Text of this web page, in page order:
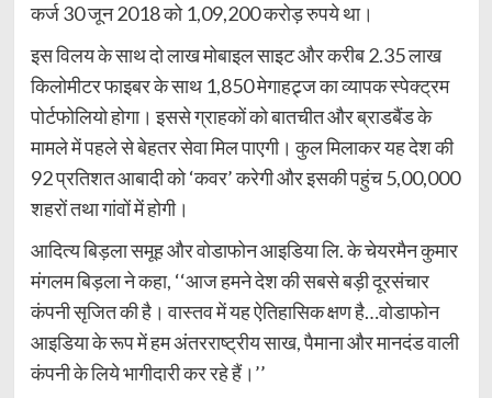
कर्ज 30 जून 2018 को 1,09,200 करोड़ रुपये था।
इस विलय के साथ दो लाख मोबाइल साइट और करीब 2.35 लाख
किलोमीटर फाइबर के साथ 1,850 मेगाहट्र्ज का व्यापक स्पेक्ट्रम
पोर्टफोलियो होगा। इससे ग्राहकों को बातचीत और ब्राडबैंड के
मामले में पहले से बेहतर सेवा मिल पाएगी। कुल मिलाकर यह देश की
92 प्रतिशत आबादी को ‘कवर’ करेगी और इसकी पहुंच 5,00,000
शहरों तथा गांवों में होगी।
आदित्य बिड़ला समूह और वोडाफोन आइडिया लि. के चेयरमैन कुमार
मंगलम बिड़ला ने कहा, ‘‘आज हमने देश की सबसे बड़ी दूरसंचार
कंपनी सृजित की है। वास्तव में यह ऐतिहासिक क्षण है…वोडाफोन
आइडिया के रूप में हम अंतरराष्ट्रीय साख, पैमाना और मानदंड वाली
कंपनी के लिये भागीदारी कर रहे हैं।’’